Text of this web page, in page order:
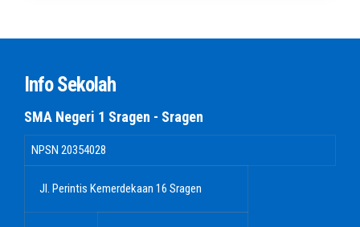
Info Sekolah
SMA Negeri 1 Sragen - Sragen
NPSN 20354028
Jl. Perintis Kemerdekaan 16 Sragen